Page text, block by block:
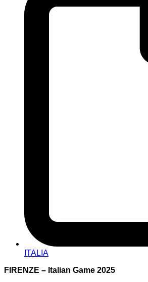
ITALIA
FIRENZE – Italian Game 2025